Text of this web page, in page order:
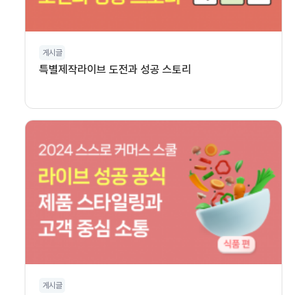
게시글
특별제작라이브 도전과 성공 스토리
게시글